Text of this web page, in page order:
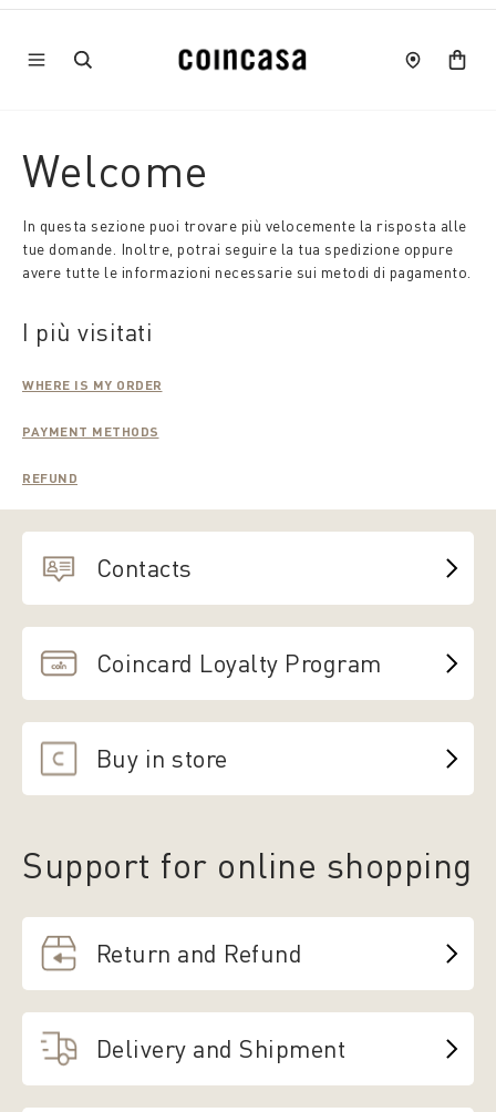
Welcome
In questa sezione puoi trovare più velocemente la risposta alle
tue domande. Inoltre, potrai seguire la tua spedizione oppure
avere tutte le informazioni necessarie sui metodi di pagamento.
I più visitati
WHERE IS MY ORDER
PAYMENT METHODS
REFUND
Contacts
Coincard Loyalty Program
Buy in store
Support for online shopping
Return and Refund
Delivery and Shipment